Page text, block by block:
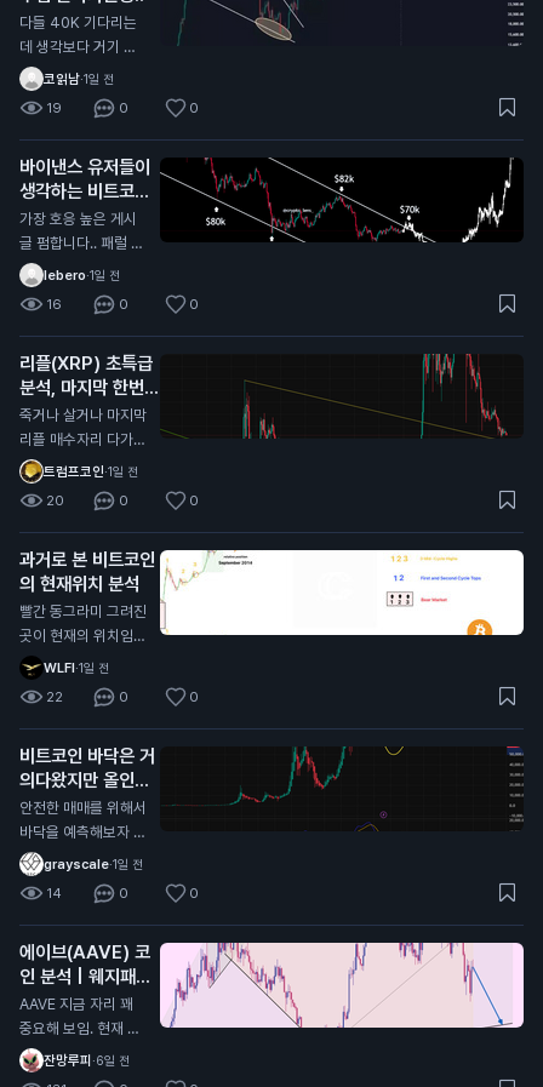
다들 40K 기다리는
데 생각보다 거기 안
올수도 있음 내가 한
국,해외 전부 커뮤 둘
러본 결과 그 자리에
서 풀매수 기다리는
개미들이 너무많음
코읽남·1일 전
19 0 0
바이낸스 유저들이
생각하는 비트코인
바닥
가장 호응 높은 게시
글 펌합니다.. 패럴 채
널안에서 하방으로 밀
리는중인데 패럴 중단
맞고 올라갈거라는 의
견에 가장 많이 댓글
달렸네요 시기적으로
도 10월이 주기와도
딱 떨어져서 얼마나
버텨주는지 잘봐야할
듯?
lebero·1일 전
16 0 0
리플(XRP) 초특급
분석, 마지막 한번
받아볼만한 자리 오
는중
죽거나 살거나 마지막
리플 매수자리 다가오
는중 대략 0.95불 근
처 저기가 깨진다면
다른 알트코인과 마찬
가지로 그냥 추세가
다깨진거라 죽으러 가
는거고 (0.55달러 수
준까지) 유일하게 리
플만 현재 알트 차트
중에 살아있는데 (잡
코제외) 저기를 지켜
주면 저기가 찐바닥
임, 물론 저 지지선을
타고 흐를순있는데 저
기만 안깨지면됨
트럼프코인·1일 전
20 0 0
과거로 본 비트코인
의 현재위치 분석
빨간 동그라미 그려진
곳이 현재의 위치임
각종 지표로 봤을때도
일치하고 시기적으로
도 똑같음 개인적으로
싸이클대로 상방,하방
으로 움직이는거는 이
번이 마지막일거라고
봄 비트코인 전체 차
트로 봤을때 현재 어
센딩트라이앵글 모양
이라서 비트가 0원가
거나 위로 계속 쏘거
나 할거라고 생각한다
WLFI·1일 전
22 0 0
비트코인 바닥은 거
의다왔지만 올인은
금지
안전한 매매를 위해서
바닥을 예측해보자 현
재 자리에서 풀매수는
비추하는 이유 1. 하이
킨아시 주봉이 아직까
지 음봉형태 2. MAC
D 모양이 아직 바닥
안쪽으로 더 들어가야
함 3. 스톡캐스틱 모
양 또한 쌍바닥형태로
내려가고 있는 진행형
상태라 추가하락(살
grayscale·1일 전
14 0 0
에이브(AAVE) 코
인 분석 | 웨지패턴
발생중
AAVE 지금 자리 꽤
중요해 보임. 현재 대
형 웨지 하단 지지선
인 96.3달러 부근 테
잔망루피 ·6일 전